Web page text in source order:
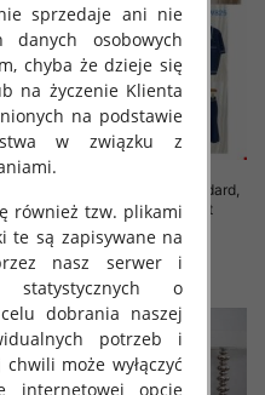
Komplet damskie Roz Standard,
Mix Kolor Paczka 12 szt
55.00 zł
szczegóły
sprzedaje ani nie
danych osobowych
chyba że dzieje się
na życzenie Klienta
na podstawie
w związku z
również tzw. plikami
te są zapisywane na
nasz serwer i
statystycznych o
dobrania naszej
potrzeb i
może wyłączyć
internetowej opcję